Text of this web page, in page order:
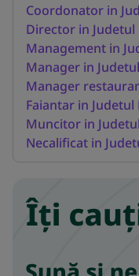
Coordonator in
Director in Judetul
Management in
Manager in
Manager
Faiantar in Judetul
Muncitor in
Necalificat in